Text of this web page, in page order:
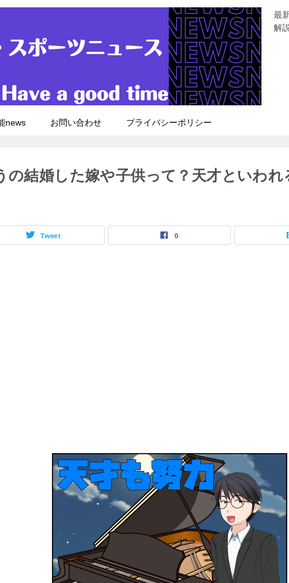
最
解説
news お問い合わせ プライバシーポリシー
の結婚した嫁や子供って？天才といわれ
Tweet 0